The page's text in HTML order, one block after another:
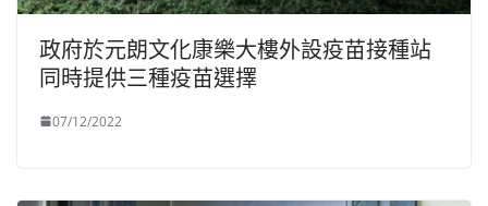
政府於元朗文化康樂大樓外設疫苗接種站
同時提供三種疫苗選擇
07/12/2022